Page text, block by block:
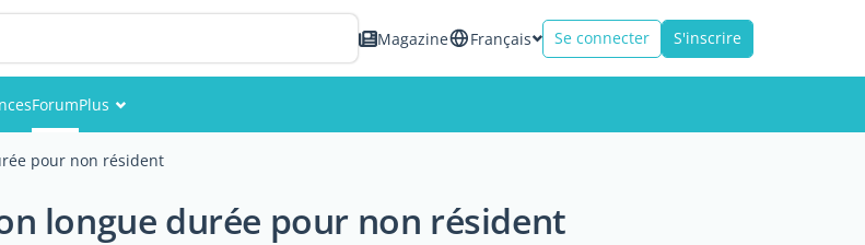
Magazine Français Se connecter S'inscrire
ForumPlus
Événements
pour non résident
longue durée pour non résident